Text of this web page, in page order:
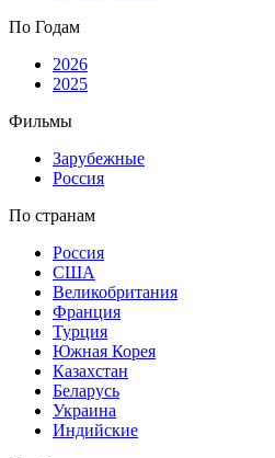
По Годам
2026
2025
Фильмы
Зарубежные
Россия
По странам
Россия
США
Великобритания
Франция
Турция
Южная Корея
Казахстан
Беларусь
Украина
Индийские